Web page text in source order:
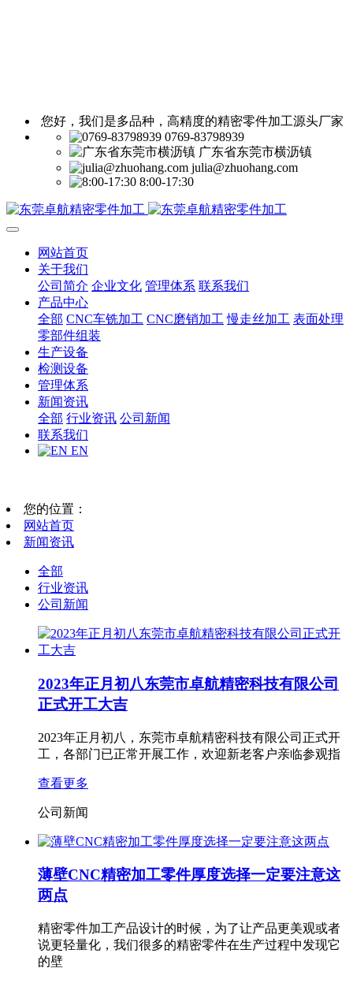
您好，我们是多品种，高精度的精密零件加工源头厂家
0769-83798939
广东省东莞市横沥镇
julia@zhuohang.com
8:00-17:30
网站首页
关于我们
公司简介 企业文化 管理体系 联系我们
产品中心
全部 CNC车铣加工 CNC磨销加工 慢走丝加工 表面处理
零部件组装
生产设备
检测设备
管理体系
新闻资讯
全部 行业资讯 公司新闻
联系我们
EN
您的位置：
网站首页
新闻资讯
全部
行业资讯
公司新闻
2023年正月初八东莞市卓航精密科技有限公司
正式开工大吉
2023年正月初八，东莞市卓航精密科技有限公司正式开
工，各部门已正常开展工作，欢迎新老客户亲临参观指
查看更多
公司新闻
薄壁CNC精密加工零件厚度选择一定要注意这
两点
精密零件加工产品设计的时候，为了让产品更美观或者
说更轻量化，我们很多的精密零件在生产过程中发现它
的壁